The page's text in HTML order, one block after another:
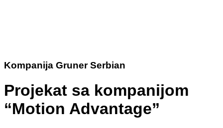
Kompanija Gruner Serbian
Projekat sa kompanijom
“Motion Advantage”